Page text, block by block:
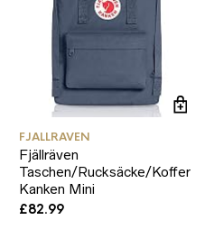
FJALLRAVEN
Fjällräven
Taschen/Rucksäcke/Koffer
Kanken Mini
£82.99